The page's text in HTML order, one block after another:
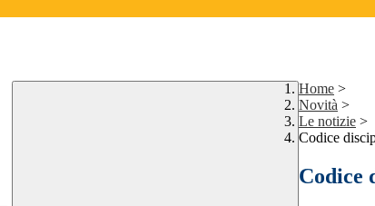
Home >
Novità >
Le notizie >
Codice
Codice